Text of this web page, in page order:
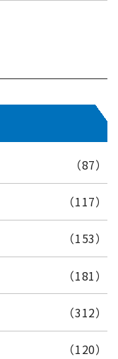
（87）
（117）
（153）
（181）
（312）
（120）